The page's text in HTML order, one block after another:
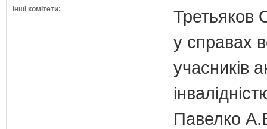
Інші комітети:
Третьяков
у справах
учасників
Павелко